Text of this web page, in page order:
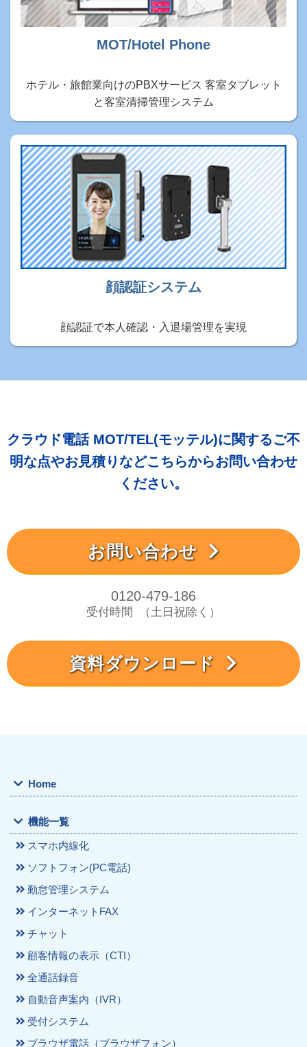
MOT/Hotel Phone
ホテル・旅館業向けのPBXサービス 客室タブレット
と客室清掃管理システム
顔認証システム
顔認証で本人確認・入退場管理を実現
クラウド電話 MOT/TEL(モッテル)に関するご不
明な点やお見積りなどこちらからお問い合わせ
ください。
お問い合わせ
0120-479-186
受付時間 （土日祝除く）
資料ダウンロード
Home
機能一覧
スマホ内線化
ソフトフォン(PC電話)
勤怠管理システム
インターネットFAX
チャット
顧客情報の表示（CTI）
全通話録音
自動音声案内（IVR）
受付システム
ブラウザ電話（ブラウザフォン）